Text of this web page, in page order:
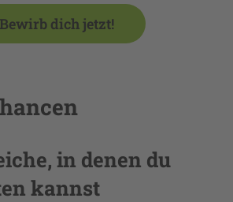
Management Platform
Bewirb dich jetzt!
in denen du
kannst